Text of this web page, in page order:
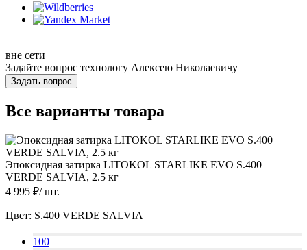
вне сети
Задайте вопрос технологу Алексею Николаевичу
Задать вопрос
Все варианты товара
Эпоксидная затирка LITOKOL STARLIKE EVO S.400
VERDE SALVIA, 2.5 кг
4 995 ₽/ шт.
Цвет: S.400 VERDE SALVIA
100